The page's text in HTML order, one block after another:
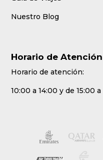
Nuestro Blog
Horario de Atención
Horario de atención:
10:00 a 14:00 y de 15:00